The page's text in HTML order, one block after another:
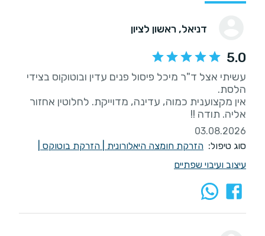
דניאל, ראשון לציון
5.0
עשיתי אצל ד"ר מיכל פיסול פנים עדין ובוטוקוס בצידי
אין מקצוענית כמוה, עדינה, מדוייקת. לחלוטין אחזור
אליה. תודה !!
03.08.2026
סוג טיפול: הזרקת חומצה היאלורונית הזרקת בוטוקס
עיצוב ועיבוי שפתיים